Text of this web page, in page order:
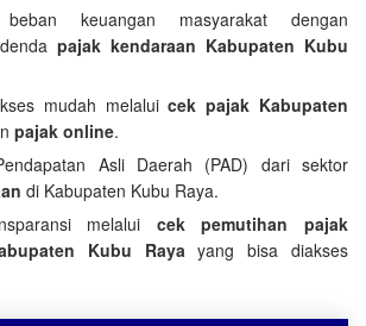
beban keuangan masyarakat dengan
pajak kendaraan Kabupaten Kubu
mudah melaluicek pajak Kabupaten
pajak online.
Asli Daerah (PAD) dari sektor
di Kabupaten Kubu Raya.
melalui cek pemutihan pajak
Kubu Rayayang bisa diakses